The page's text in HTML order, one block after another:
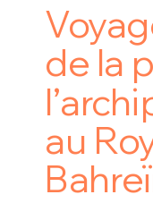
de la
au